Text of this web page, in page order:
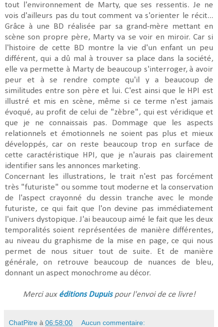
tout l'environnement de Marty, que ses ressentis. Je ne
vois d'ailleurs pas du tout comment va s'orienter le récit...
Grâce à une BD réalisée par sa grand-mère mettant en
scène son propre père, Marty va se voir en miroir. Car si
l'histoire de cette BD montre la vie d'un enfant un peu
différent, qui a dû mal à trouver sa place dans la société,
elle va permette à Marty de beaucoup s'interroger, à avoir
peur et à se rendre compte qu'il y a beaucoup de
similitudes entre son père et lui. C'est ainsi que le HPI est
illustré et mis en scène, même si ce terme n'est jamais
évoqué, au profit de celui de "zèbre", qui est véridique et
que je ne connaissais pas. Dommage que les aspects
relationnels et émotionnels ne soient pas plus et mieux
développés, car on reste beaucoup trop en surface de
cette caractéristique HPI, que je n'aurais pas clairement
identifier sans les annonces marketing.
Concernant les illustrations, le trait n'est pas forcément
très "futuriste" ou somme tout moderne et la conservation
de l'aspect crayonné du dessin tranche avec le monde
futuriste, ce qui fait que l'on devine pas immédiatement
l'univers dystopique. J'ai beaucoup aimé le fait que les deux
temporalités soient représentées de manière différentes,
au niveau du graphisme de la mise en page, ce qui nous
permet de nous situer tout de suite. Et de manière
générale, on retrouve beaucoup de nuances de bleu,
donnant un aspect monochrome au décor.
Merci aux éditions Dupuispour l'envoi de ce livre!
ChatPitre à 06:58:00 Aucun commentaire: